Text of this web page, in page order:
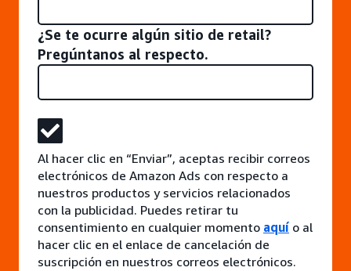
¿Se te ocurre algún sitio de retail?
Pregúntanos al respecto.
Al hacer clic en “Enviar”, aceptas recibir correos
electrónicos de Amazon Ads con respecto a
nuestros productos y servicios relacionados
con la publicidad. Puedes retirar tu
consentimiento en cualquier momento aquí o al
hacer clic en el enlace de cancelación de
suscripción en nuestros correos electrónicos.